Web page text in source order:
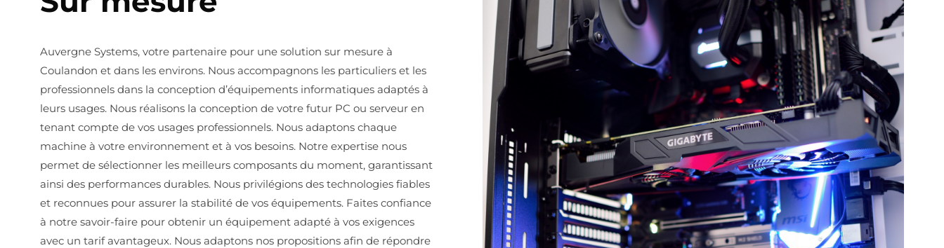
Auvergne Systems, votre partenaire pour une solution sur mesure à
Coulandon et dans les environs. Nous accompagnons les particuliers et les
professionnels dans la conception d’équipements informatiques adaptés à
leurs usages. Nous réalisons la conception de votre futur PC ou serveur en
tenant compte de vos usages professionnels. Nous adaptons chaque
machine à votre environnement et à vos besoins. Notre expertise nous
permet de sélectionner les meilleurs composants du moment, garantissant
ainsi des performances durables. Nous privilégions des technologies fiables
et reconnues pour assurer la stabilité de vos équipements. Faites confiance
à notre savoir-faire pour obtenir un équipement adapté à vos exigences
avec un tarif avantageux. Nous adaptons nos propositions afin de répondre